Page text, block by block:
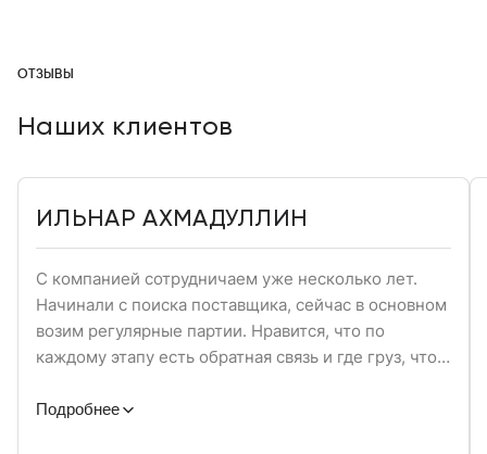
ОТЗЫВЫ
Наших клиентов
ИЛЬНАР АХМАДУЛЛИН
С компанией сотрудничаем уже несколько лет.
Начинали с поиска поставщика, сейчас в основном
возим регулярные партии. Нравится, что по
каждому этапу есть обратная связь и где груз, что с
приходится лишний раз уточнять и перепрашивать.
Подробнее